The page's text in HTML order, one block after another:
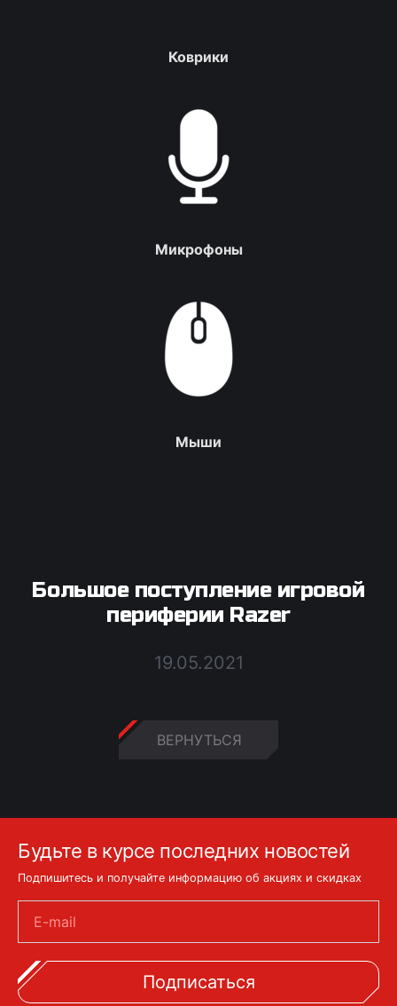
ВЕРНУТЬСЯ
19.05.2021
Большое поступление игровой
периферии Razer
Коврики
Микрофоны
Мыши
Будьте в курсе последних новостей
Подпишитесь и получайте информацию об акциях и скидках
E-mail
Подписаться